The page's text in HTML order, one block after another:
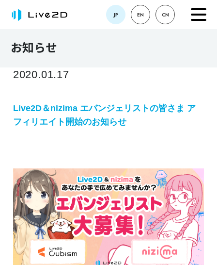
JP EN CN
お知らせ
2020.01.17
Live2D＆nizima エバンジェリストの皆さま ア
フィリエイト開始のお知らせ